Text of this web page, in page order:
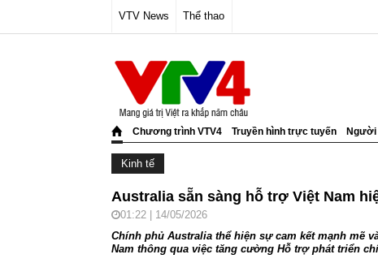
VTV News Thể thao
Chương trình VTV4 Truyền hình trực tuyến Người
Kinh tế
Australia sẵn sàng hỗ trợ Việt Nam
01:22 | 14/05/2026
Chính phủ Australia thể hiện sự cam kết mạnh mẽ
Nam thông qua việc tăng cường Hỗ trợ phát triển